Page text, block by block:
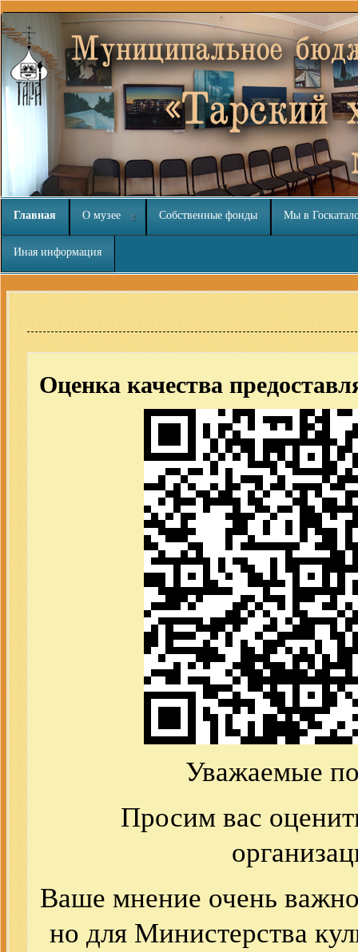
Главная О музее Собственные фонды Мы в
Иная информация
Оценка качества
Уважаемые
Просим вас
Ваше мнение очень
но для Министерства